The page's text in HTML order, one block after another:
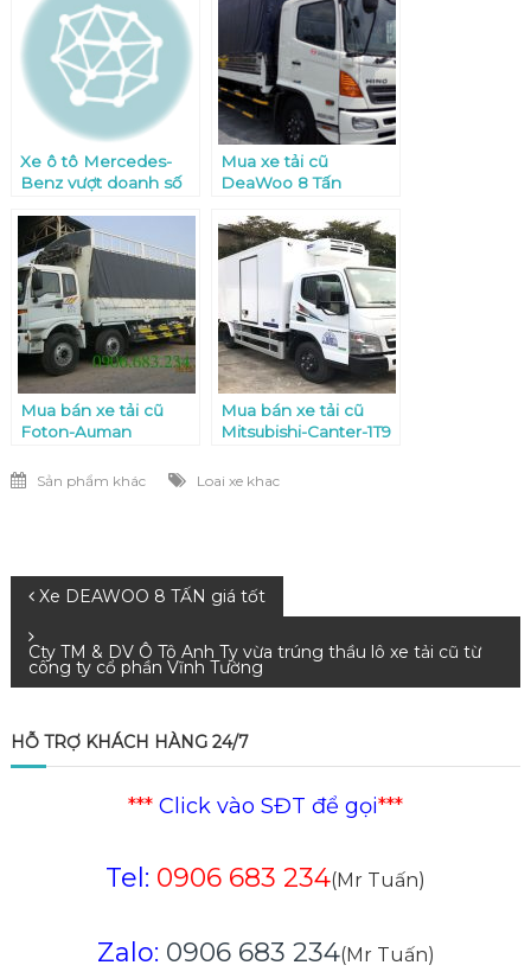
Xe ô tô Mercedes-
Benz vượt doanh số
Mua xe tải cũ
DeaWoo 8 Tấn
Mua bán xe tải cũ
Foton-Auman
Mua bán xe tải cũ
Mitsubishi-Canter-1T9
Sản phẩm khác Loai xe khac
Điều
hướng
viết
Xe DEAWOO 8 TẤN giá tốt
Cty TM & DV Ô Tô Anh Ty vừa trúng thầu lô xe tải cũ từ
công ty cổ phần Vĩnh Tường
HỖ TRỢ KHÁCH HÀNG 24/7
*** Click vào SĐT để gọi***
Tel: 0906 683 234(Mr Tuấn)
Zalo: 0906 683 234(Mr Tuấn)